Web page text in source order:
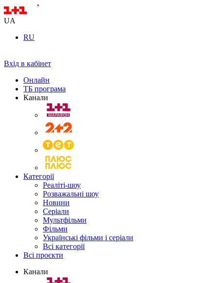
UA
RU
Вхід в кабінет
Онлайн
ТБ програма
Канали
Категорії
Реаліті-шоу
Розважальні шоу
Новини
Серіали
Мультфільми
Фільми
Українські фільми і серіали
Всі категорії
Всі проєкти
Канали